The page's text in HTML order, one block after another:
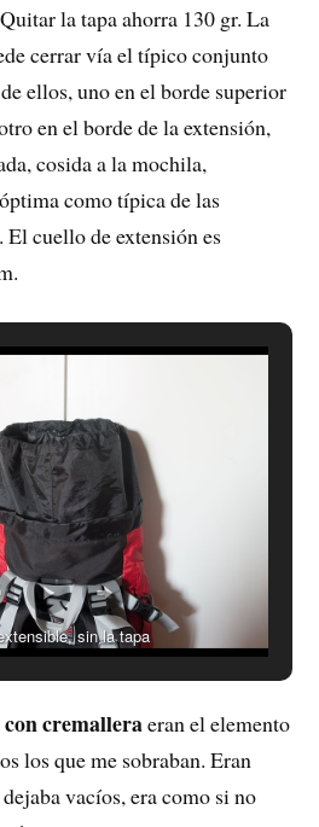
la tapa ahorra 130 gr. La
cerrar vía el típico conjunto
ellos, uno en el borde superior
en el borde de la extensión,
cosida a la mochila,
como típica de las
cuello de extensión es
sin la tapa
cremalleraeran el elemento
los que me sobraban. Eran
vacíos, era como si no